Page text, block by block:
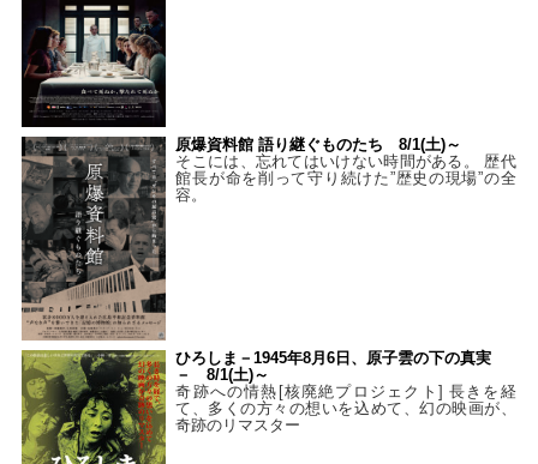
原爆資料館 語り継ぐものたち 8/1(土)～
そこには、忘れてはいけない時間がある。 歴代
館長が命を削って守り続けた”歴史の現場”の全
容。
ひろしま－1945年8月6日、原子雲の下の真実
－ 8/1(土)～
奇跡への情熱[核廃絶プロジェクト] 長きを経
て、多くの方々の想いを込めて、幻の映画が、
奇跡のリマスター